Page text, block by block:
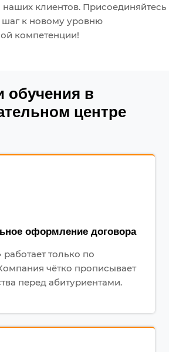
клиентов. Присоединяйтесь
шаг к новому уровню
компетенции!
обучения в
центре
оформление договора
только по
чётко прописывает
перед абитуриентами.